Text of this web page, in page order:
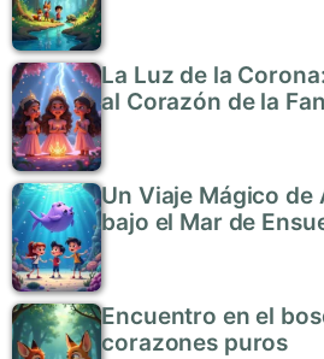
La Luz de la
al Corazón de la
Un Viaje Mágico de
bajo el Mar de
Encuentro en el
corazones puros